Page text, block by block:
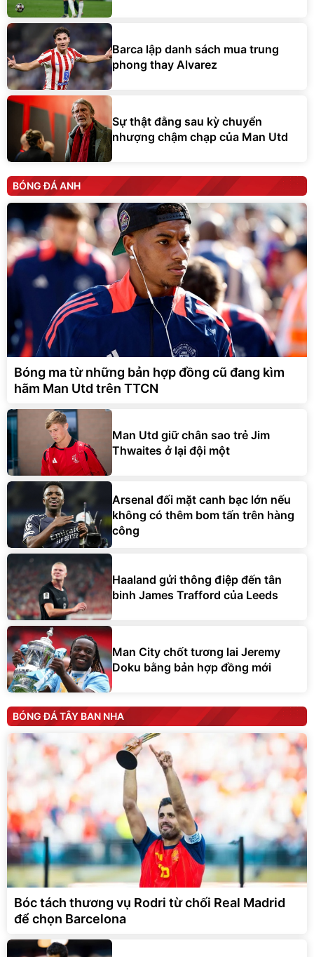
Barca lập danh sách mua trung
phong thay Alvarez
Sự thật đằng sau kỳ chuyển
nhượng chậm chạp của Man Utd
BÓNG ĐÁ ANH
Bóng ma từ những bản hợp đồng cũ đang kìm
hãm Man Utd trên TTCN
Man Utd giữ chân sao trẻ Jim
Thwaites ở lại đội một
Arsenal đối mặt canh bạc lớn nếu
không có thêm bom tấn trên hàng
công
Haaland gửi thông điệp đến tân
binh James Trafford của Leeds
Man City chốt tương lai Jeremy
Doku bằng bản hợp đồng mới
BÓNG ĐÁ TÂY BAN NHA
Bóc tách thương vụ Rodri từ chối Real Madrid
để chọn Barcelona